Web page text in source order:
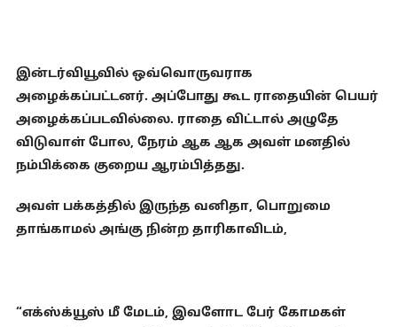
இன்டர்வியூவில் ஒவ்வொருவராக
அழைக்கப்பட்டனர். அப்போது கூட ராதையின் பெயர்
அழைக்கப்படவில்லை. ராதை விட்டால் அழுதே
விடுவாள் போல, நேரம் ஆக ஆக அவள் மனதில்
நம்பிக்கை குறைய ஆரம்பித்தது.
அவள் பக்கத்தில் இருந்த வனிதா, பொறுமை
தாங்காமல் அங்கு நின்ற தாரிகாவிடம்,
“எக்ஸ்க்யூஸ் மீ மேடம், இவளோட பேர் கோமகள்